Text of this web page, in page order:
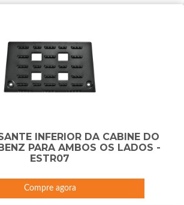
INFERIOR DA CABINE DO
PARA AMBOS OS LADOS -
ESTR07
Compre agora